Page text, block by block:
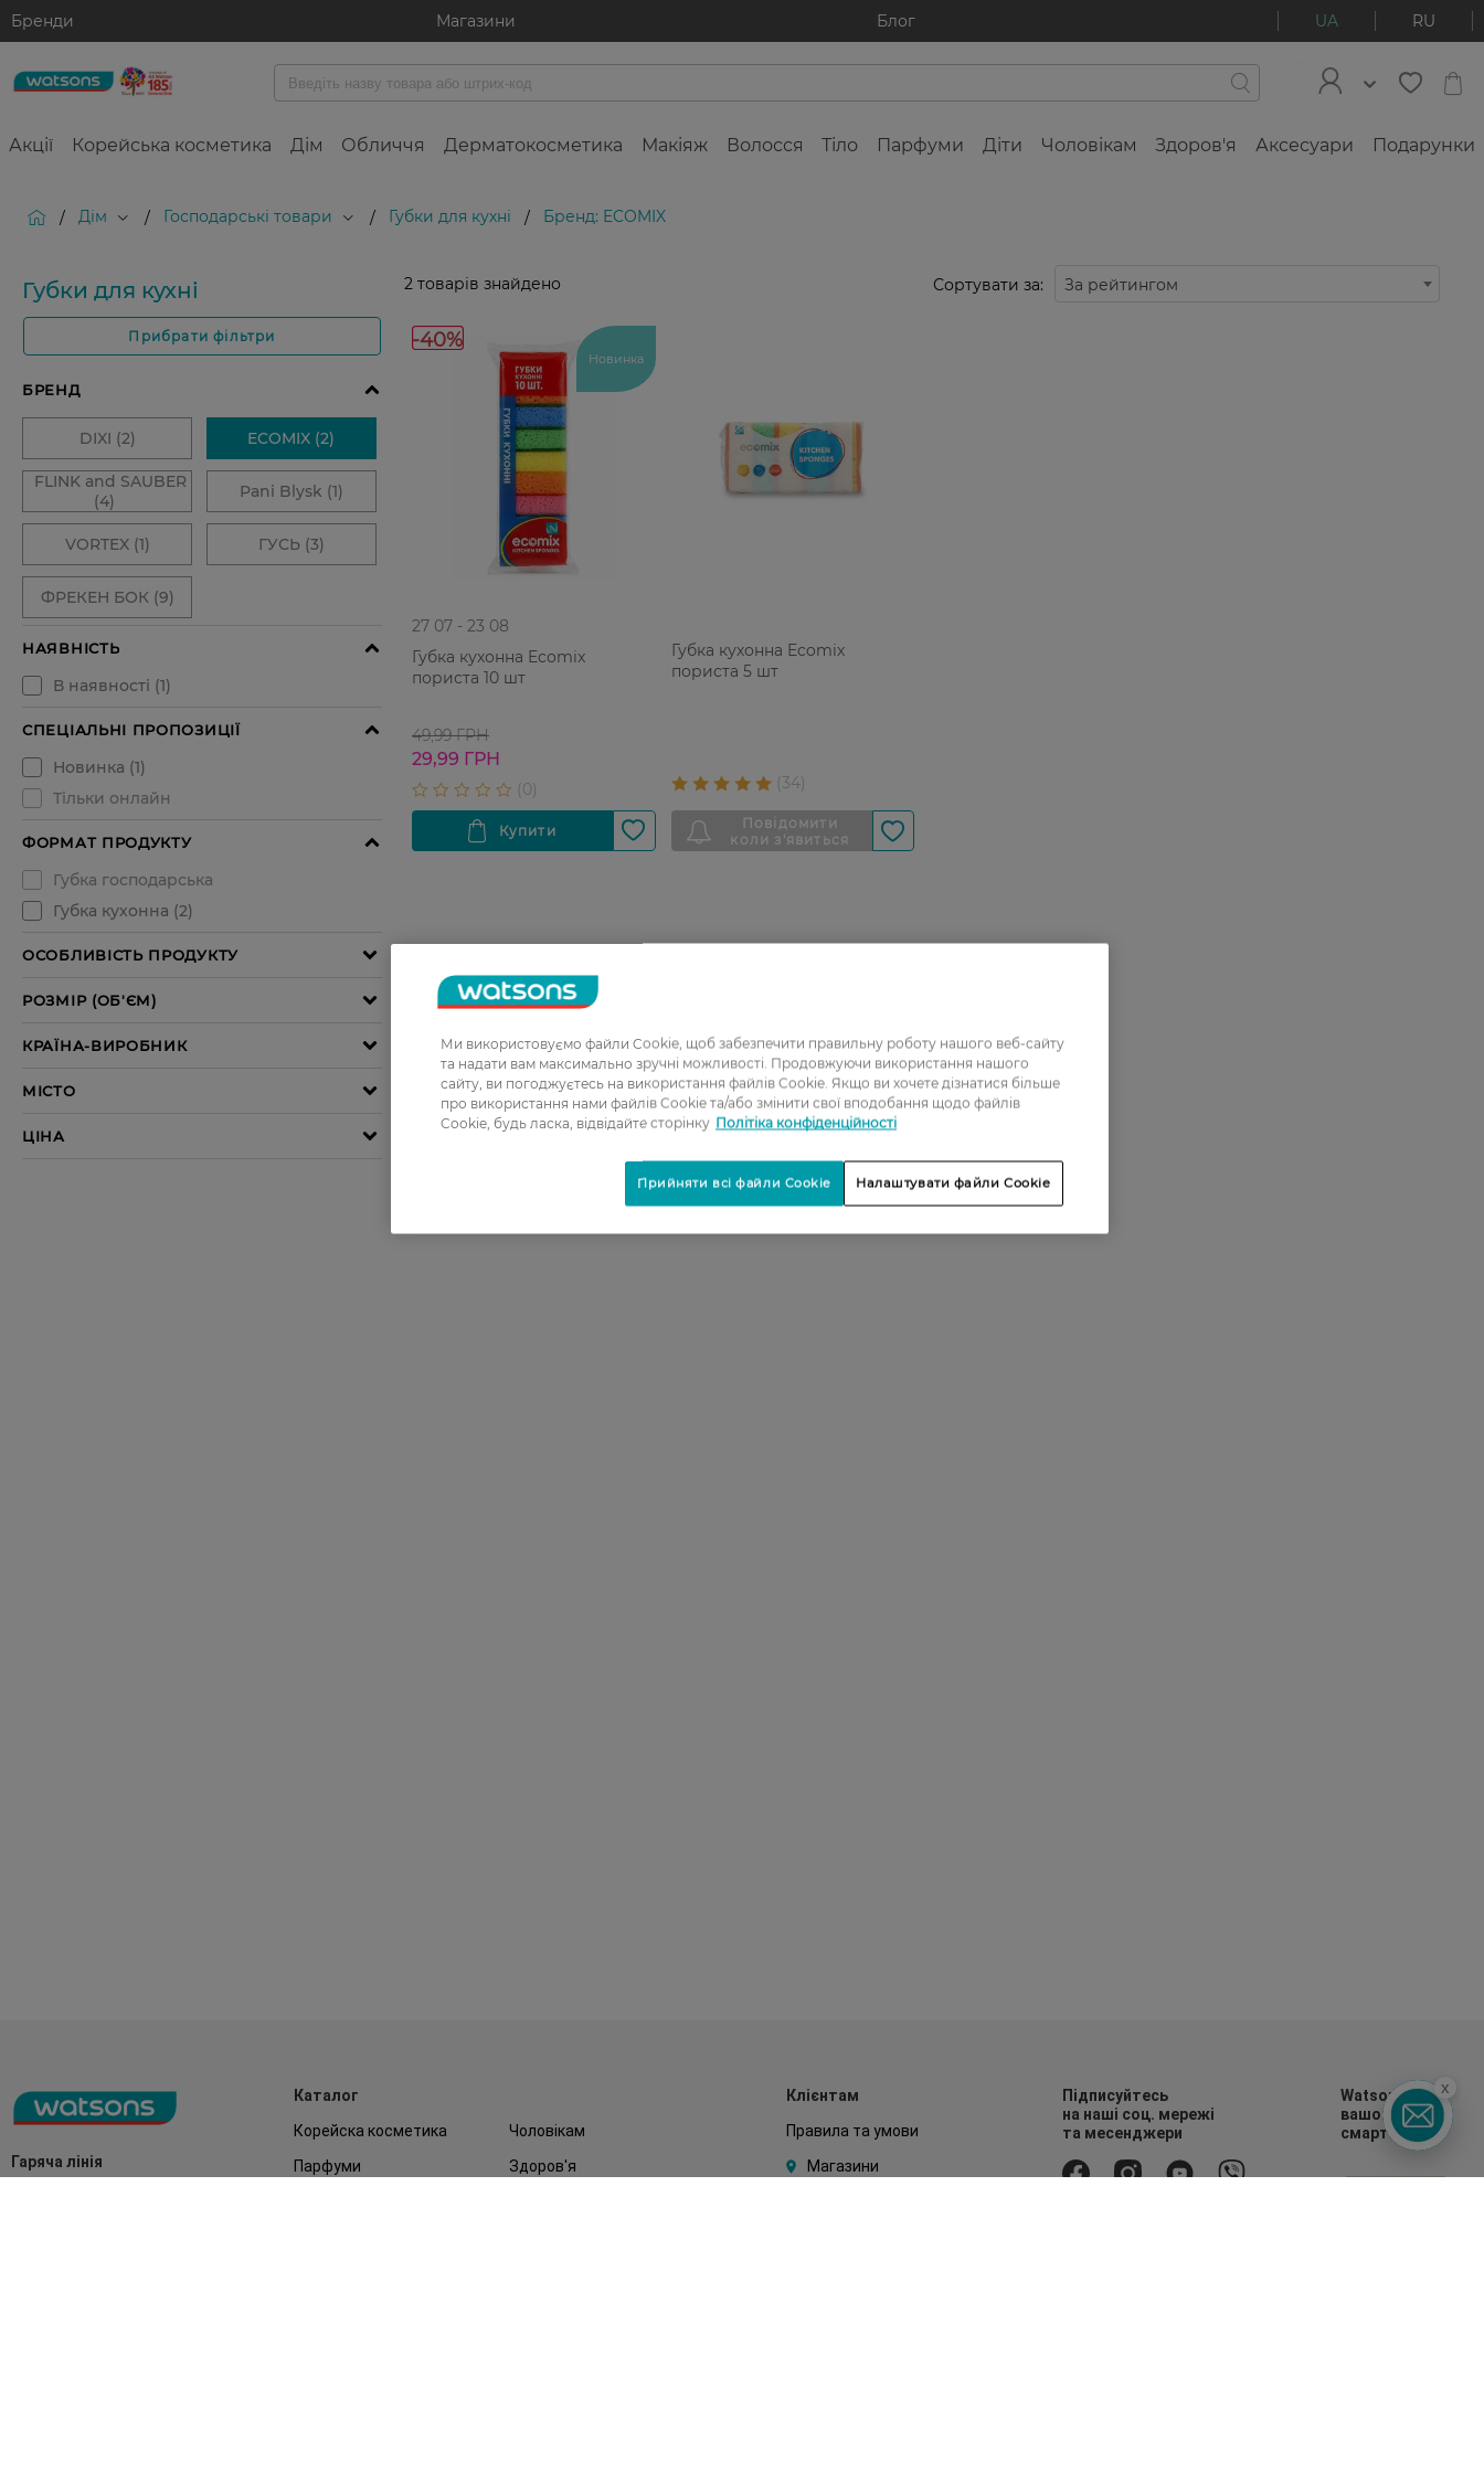
Бренди Магазини Блог UA RU
Акції Корейська косметика Дім Обличчя Дерматокосметика Макіяж Волосся Тіло Парфуми Діти Чоловікам Здоров'я Аксесуари Подарунки
/ Дім / Господарські товари / Губки для кухні / Бренд: ECOMIX
Губки для кухні
Прибрати фільтри
2 товарів знайдено Сортувати за: За рейтингом
-40%
Новинка
27 07 - 23 08
Губка кухонна Ecomix
пориста 10 шт
49,99 ГРН
29,99 ГРН
Губка кухонна Ecomix
пориста 5 шт
Гаряча лінія
Каталог
Корейска косметика
Чоловікам
Парфуми
Здоров'я
Клієнтам
Правила та умови
Магазини
Підписуйтесь
на наші соц. мережі
та месенджери
Watsons в
вашому
смартфоні
x
Ми використовуємо файли Cookie, щоб забезпечити правильну роботу нашого веб-сайту
та надати вам максимально зручні можливості. Продовжуючи використання нашого
сайту, ви погоджуєтесь на використання файлів Cookie. Якщо ви хочете дізнатися більше
про використання нами файлів Cookie та/або змінити свої вподобання щодо файлів
Cookie, будь ласка, відвідайте сторінку Політіка конфіденційності
Налаштувати файли Cookie
Прийняти всі файли Cookie